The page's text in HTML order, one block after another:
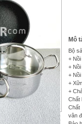
Mô
Bộ
+
+
+
+
+
Chất
Chất
vân